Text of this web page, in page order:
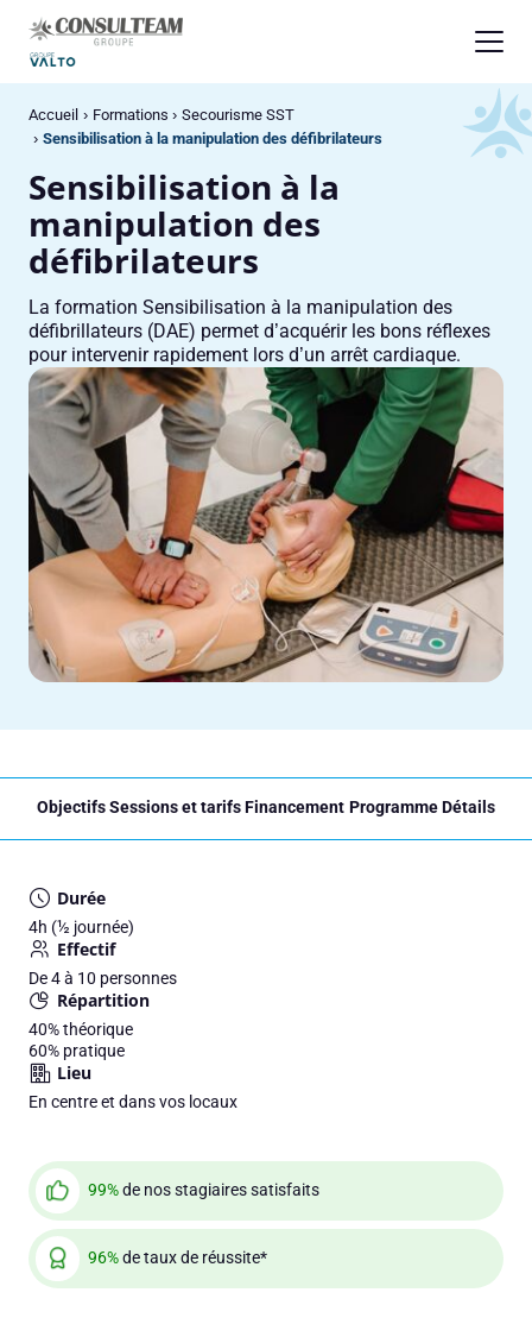
Accueil Formations
Secourisme SST
Sensibilisation à la manipulation des défibrilateurs
Sensibilisation à la
manipulation des
défibrilateurs
La formation Sensibilisation à la manipulation des
défibrillateurs (DAE) permet d’acquérir les bons réflexes
pour intervenir rapidement lors d’un arrêt cardiaque.
Objectifs Sessions et tarifs Financement Programme Détails
Durée
4h (½ journée)
Effectif
De 4 à 10 personnes
Répartition
40%théorique
60% pratique
Lieu
En centre et dans vos locaux
99%de nos stagiaires satisfaits
96%de taux de réussite*
Panneau de gestion des cookies